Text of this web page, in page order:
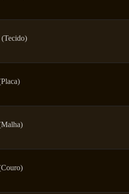
(Tecido)